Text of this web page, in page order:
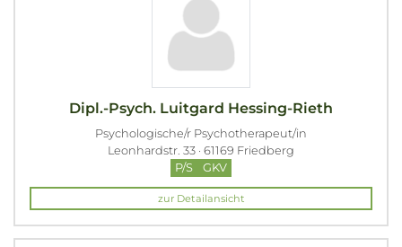
Dipl.-Psych. Luitgard Hessing-Rieth
Psychologische/r Psychotherapeut/in
Leonhardstr. 33 · 61169 Friedberg
P/S
GKV
zur Detailansicht